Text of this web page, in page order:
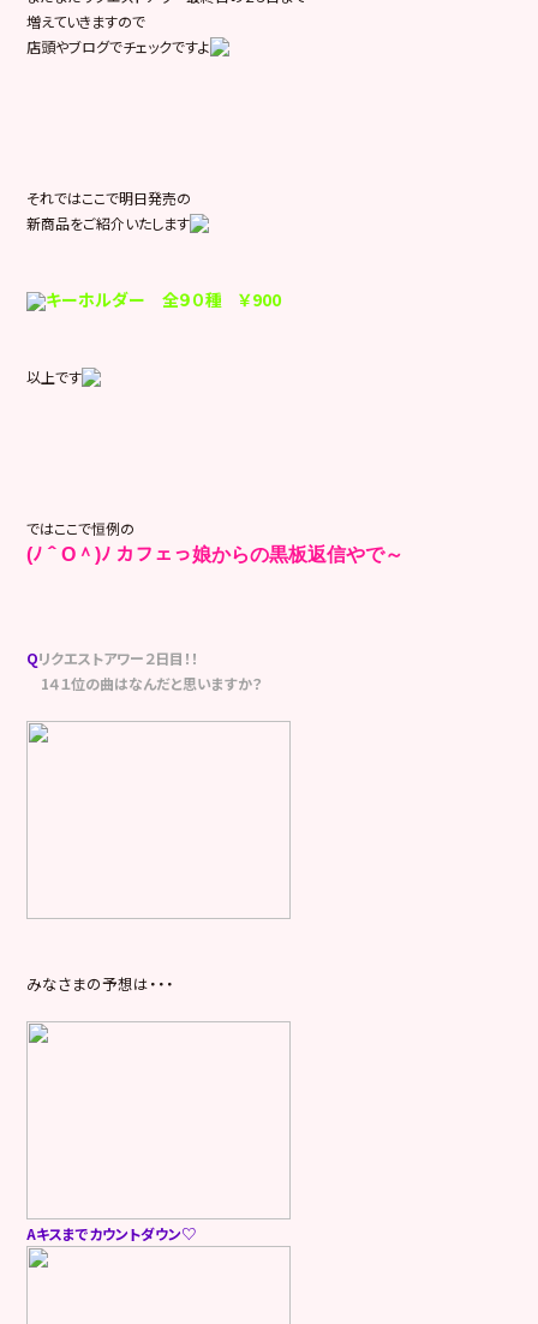
増えていきますので
店頭やブログでチェックですよ
それではここで明日発売の
新商品をご紹介いたします
キーホルダー 全９０種 ￥900
以上です
ではここで恒例の
(ﾉ＾O＾)ﾉ カフェっ娘からの黒板返信やで～
Qリクエストアワー２日目！！
1４１位の曲はなんだと思いますか？
みなさまの予想は・・・
Aキスまでカウントダウン♡